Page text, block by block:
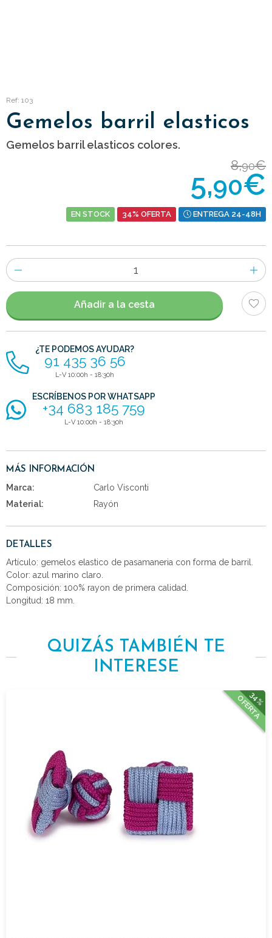
Ref: 103
Gemelos barril elasticos
Gemelos barril elasticos colores.
8,90€
5,90€
EN STOCK 34% OFERTA ENTREGA 24-48H
Número
de
artículos
Añadir a la cesta
¿TE PODEMOS AYUDAR?
91 435 36 56
L-V 10:00h - 18:30h
ESCRÍBENOS POR WHATSAPP
+34 683 185 759
L-V 10:00h - 18:30h
MÁS INFORMACIÓN
Marca:
Carlo Visconti
Material:
Rayón
DETALLES
Artículo: gemelos elastico de pasamaneria con forma de barril.
Color: azul marino claro.
Composición: 100% rayon de primera calidad.
Longitud: 18 mm.
QUIZÁS TAMBIÉN TE
INTERESE
34%
OFERTA